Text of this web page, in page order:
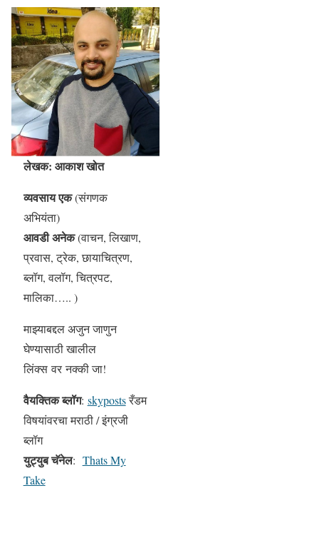
लेखक: आकाश खोत
व्यवसाय एक(संगणक
अभियंता)
आवडी अनेक(वाचन, लिखाण,
प्रवास, ट्रेक, छायाचित्रण,
ब्लॉग, वलॉग, चित्रपट,
मालिका….. )
माझ्याबद्दल अजुन जाणुन
घेण्यासाठी खालील
लिंक्स वर नक्की जा!
वैयक्तिक ब्लॉग: skypostsरँडम
विषयांवरचा मराठी / इंग्रजी
ब्लॉग
युट्युब चॅनेल: Thats My
Take